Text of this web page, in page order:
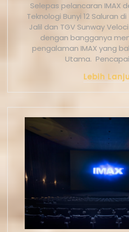
Selepas pelancaran IMAX
Teknologi Bunyi 12 Saluran
Jalil dan TGV Sunway
dengan bangganya
pengalaman IMAX yang
Utama.
Lebih